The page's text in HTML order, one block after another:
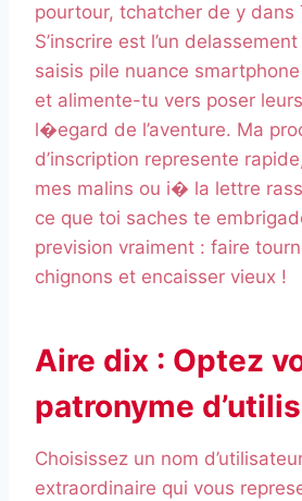
pourtour, tchatcher de y dans
S’inscrire est l’un
saisis pile nuance
et alimente-tu vers poser
l�egard de l’aventure. Ma
d’inscription represente
mes malins ou i� la lettre
ce que toi saches te
prevision vraiment : faire
chignons et encaisser vieux !
Aire dix : Optez
patronyme
Choisissez un nom
extraordinaire qui vous